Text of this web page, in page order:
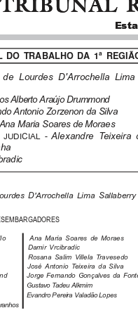
TRIBUNAL
TRIBUNAL
DO  TRABALHO  DA  1ª
de   Lourdes   D'Arrochella   Lima
Alberto Araújo Drummond
Antonio Zorzenon da Silva
Ana Maria Soares de Moraes
- Alexandre  Teixeira
D'Arrochella  Lima  Sallaberry
Ana  Maria  Soares  de  Moraes
Damir  Vrcibradic
Rosana  Salim  Villela  Travesedo
José  Antonio  Teixeira  da  Silva
Jorge  Fernando  Gonçalves  da
Gustavo Tadeu Alkmim
Evandro Pereira Valadão Lopes